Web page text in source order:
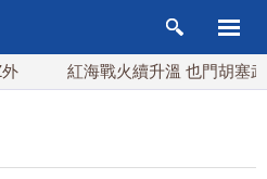
紅海戰火續升溫 也門胡塞武裝稱